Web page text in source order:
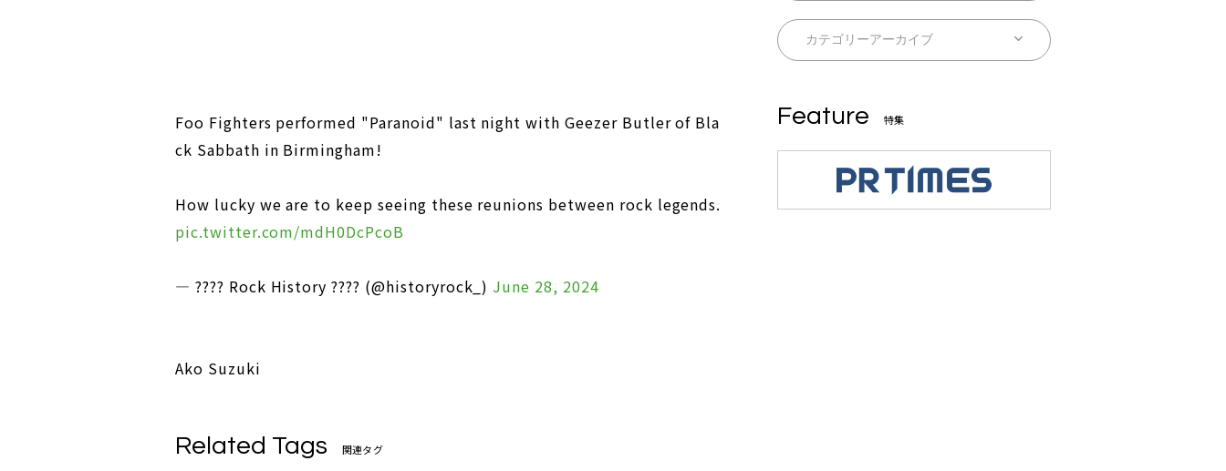
Foo Fighters performed "Paranoid" last night with Geezer Butler of Bla
ck Sabbath in Birmingham!
How lucky we are to keep seeing these reunions between rock legends.
pic.twitter.com/mdH0DcPcoB
— ???? Rock History ???? (@historyrock_) June 28, 2024
Ako Suzuki
Related Tags 関連タグ
Feature 特集